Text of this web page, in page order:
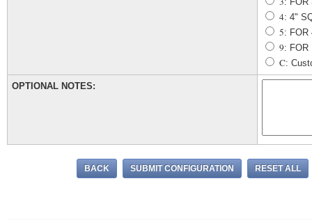
4: 4"
5: FOR
9: FOR
C:
OPTIONAL NOTES: